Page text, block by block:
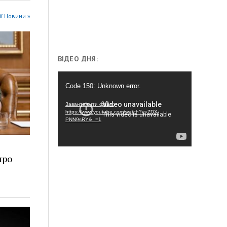
Новини »
ВІДЕО ДНЯ:
Code 150: Unknown error.
Завантажити файл:
https://www.youtube.com/watch?v=ZDX-
PNN9sRY&_=1